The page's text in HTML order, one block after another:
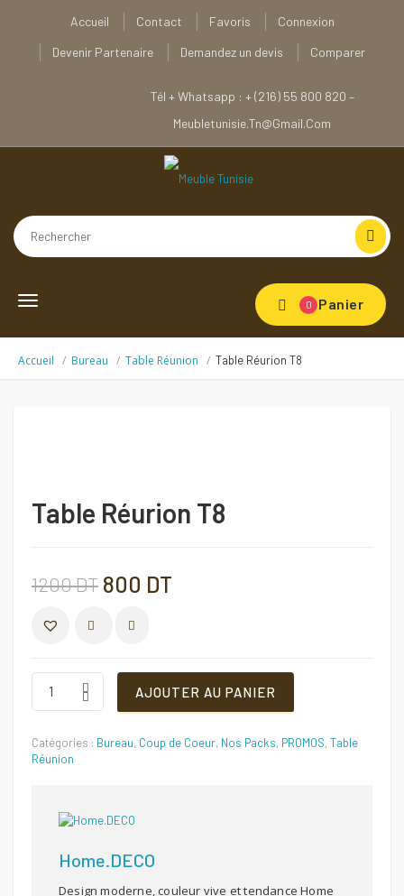
Accueil Contact Favoris
Connexion
Devenir Partenaire
Demandez un devis Comparer
Tél + Whatsapp : + (216) 55 800 820 –
Meubletunisie.tn@gmail.com
Toggle
0 Panier
Accueil Bureau Table Réunion Table Réurion T8
Table Réurion T8
1200DT Le
prix
initial
était :
800 DT
actuel
est :
Table
Réurion
T8
AJOUTER AU PANIER
Catégories : Bureau, Coup de Coeur, Nos Packs, PROMOS, Table
Réunion
Home.DECO
Design moderne, couleur vive et tendance Home